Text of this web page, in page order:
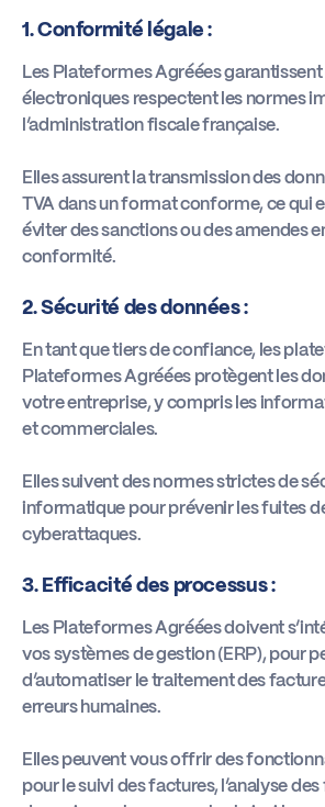
1. Conformité légale :
Les Plateformes Agréées
électroniques respectent les normes
l’administration fiscale française.
Elles assurent la transmission des
TVA dans un format conforme, ce qui
éviter des sanctions ou des amendes
conformité.
2. Sécurité des données :
En tant que tiers de confiance, les
Plateformes Agréées protègent les
votre entreprise, y compris les
et commerciales.
Elles suivent des normes strictes de
informatique pour prévenir les fuites
cyberattaques.
3. Efficacité des processus :
Les Plateformes Agréées doivent
vos systèmes de gestion (ERP), pour
d’automatiser le traitement des
erreurs humaines.
Elles peuvent vous offrir des
pour le suivi des factures, l’analyse